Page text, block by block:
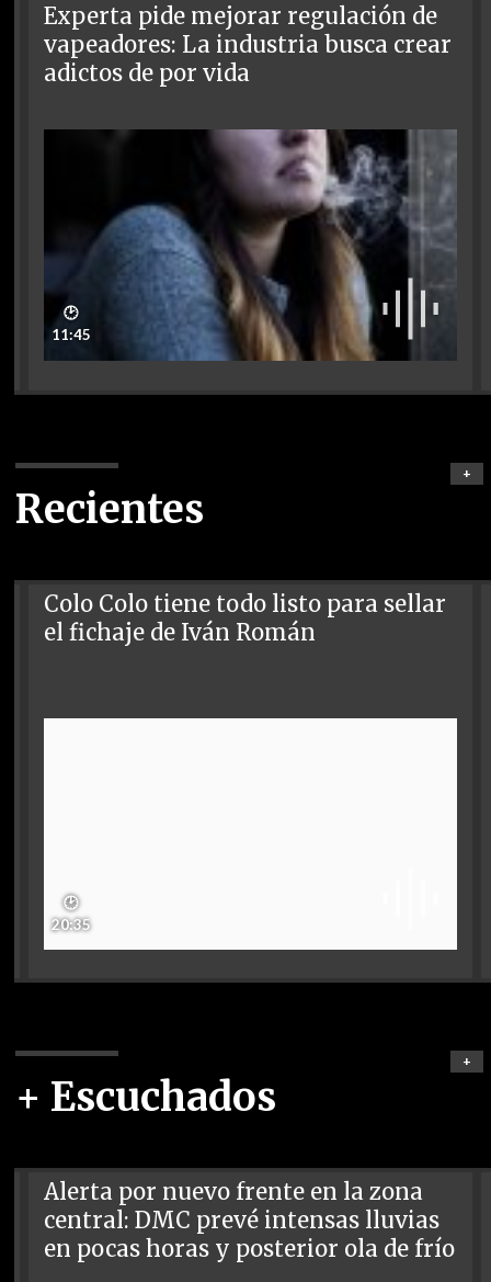
Experta pide mejorar regulación de
vapeadores: La industria busca crear
adictos de por vida
🕑
11:45
Recientes
+
Colo Colo tiene todo listo para sellar
el fichaje de Iván Román
🕑
20:35
+ Escuchados
+
Alerta por nuevo frente en la zona
central: DMC prevé intensas lluvias
en pocas horas y posterior ola de frío